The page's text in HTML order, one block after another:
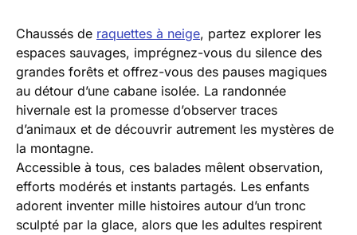
Chaussés de raquettes à neige, partez explorer les
espaces sauvages, imprégnez-vous du silence des
grandes forêts et offrez-vous des pauses magiques
au détour d’une cabane isolée. La randonnée
hivernale est la promesse d’observer traces
d’animaux et de découvrir autrement les mystères de
la montagne.
Accessible à tous, ces balades mêlent observation,
efforts modérés et instants partagés. Les enfants
adorent inventer mille histoires autour d’un tronc
sculpté par la glace, alors que les adultes respirent